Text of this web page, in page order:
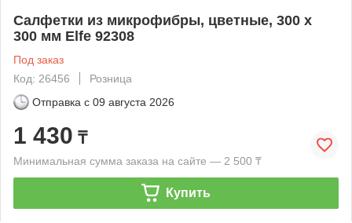
Салфетки из микрофибры, цветные, 300 х
300 мм Elfe 92308
Под заказ
Код: 26456
Розница
Отправка с 09 августа 2026
1 430 ₸
Минимальная сумма заказа на сайте — 2 500 ₸
Купить